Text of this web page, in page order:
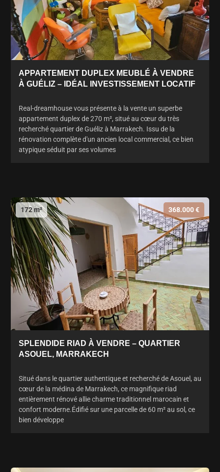
APPARTEMENT DUPLEX MEUBLÉ À VENDRE
À GUÉLIZ – IDÉAL INVESTISSEMENT LOCATIF
Real-dreamhouse vous présente à la vente un superbe
appartement duplex de 270 m², situé au cœur du très
recherché quartier de Guéliz à Marrakech. Issu de la
rénovation complète d'un ancien local commercial, ce bien
atypique séduit par ses volumes
172 m² 368.000 €
SPLENDIDE RIAD À VENDRE – QUARTIER
ASOUEL, MARRAKECH
Situé dans le quartier authentique et recherché de Asouel, au
cœur de la médina de Marrakech, ce magnifique riad
entièrement rénové allie charme traditionnel marocain et
confort moderne.Édifié sur une parcelle de 60 m² au sol, ce
bien développe